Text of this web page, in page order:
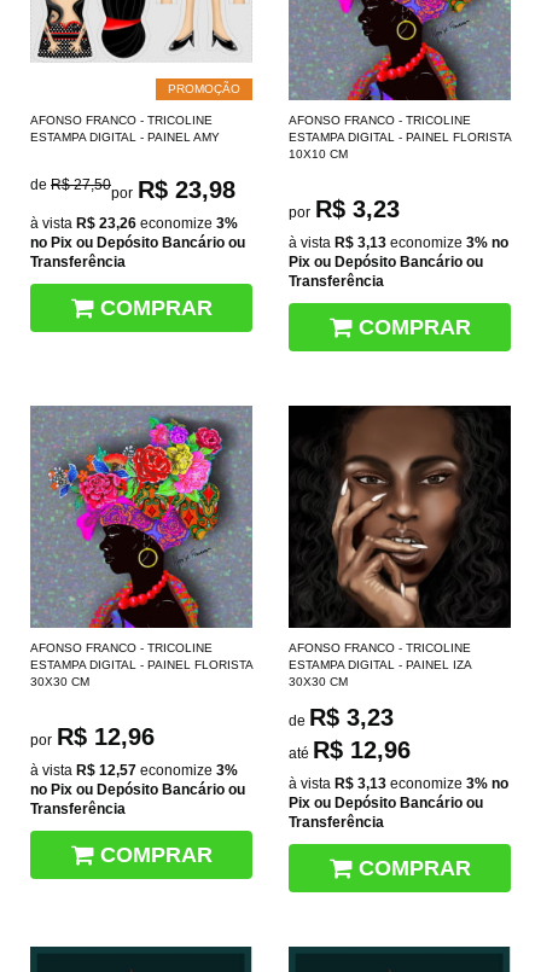
PROMOÇÃO
AFONSO FRANCO - TRICOLINE
ESTAMPA DIGITAL - PAINEL AMY
de R$ 27,50por R$ 23,98
à vista R$ 23,26 economize 3%
no Pix ou Depósito Bancário ou
Transferência
COMPRAR
AFONSO FRANCO - TRICOLINE
ESTAMPA DIGITAL - PAINEL FLORISTA
10X10 CM
por R$ 3,23
à vista R$ 3,13 economize 3% no
Pix ou Depósito Bancário ou
Transferência
COMPRAR
AFONSO FRANCO - TRICOLINE
ESTAMPA DIGITAL - PAINEL FLORISTA
30X30 CM
por R$ 12,96
à vista R$ 12,57 economize 3%
no Pix ou Depósito Bancário ou
Transferência
COMPRAR
AFONSO FRANCO - TRICOLINE
ESTAMPA DIGITAL - PAINEL IZA
30X30 CM
de R$ 3,23
até R$ 12,96
à vista R$ 3,13 economize 3% no
Pix ou Depósito Bancário ou
Transferência
COMPRAR